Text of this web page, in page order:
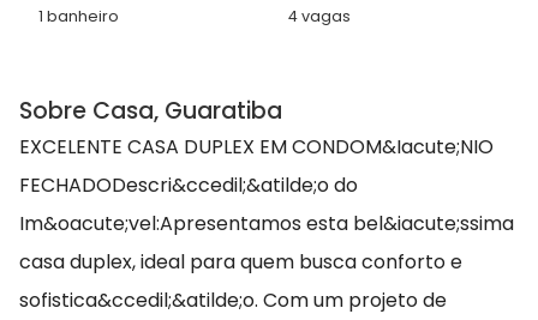
1 banheiro 4 vagas
Sobre Casa, Guaratiba
EXCELENTE CASA DUPLEX EM CONDOM&Iacute;NIO
FECHADODescri&ccedil;&atilde;o do
Im&oacute;vel:Apresentamos esta bel&iacute;ssima
casa duplex, ideal para quem busca conforto e
sofistica&ccedil;&atilde;o. Com um projeto de